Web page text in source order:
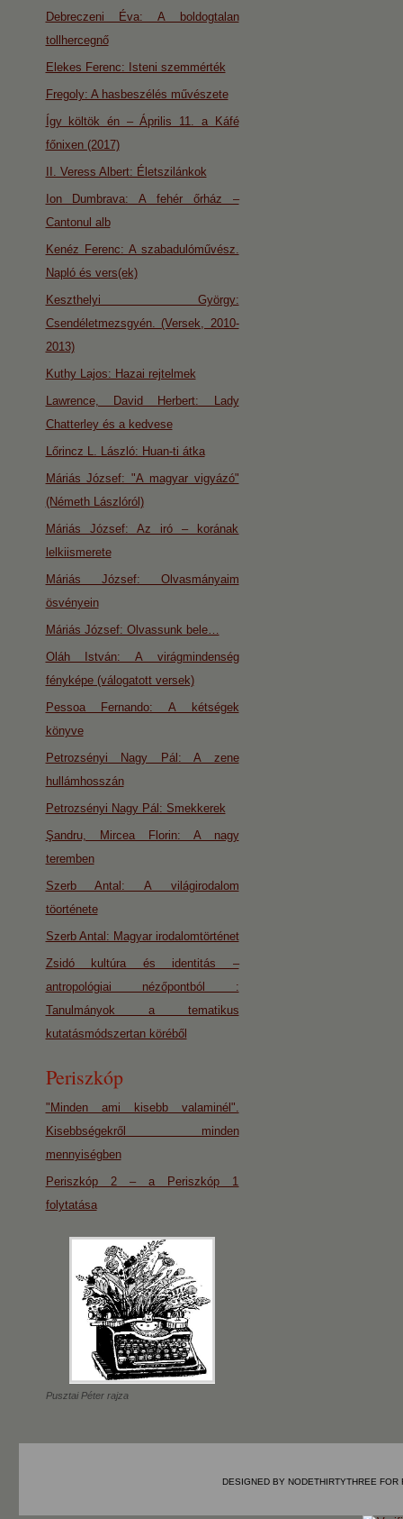
Debreczeni Éva: A boldogtalan
tollhercegnő
Elekes Ferenc: Isteni szemmérték
Fregoly: A hasbeszélés művészete
Így költök én – Április 11. a Káfé
főnixen (2017)
II. Veress Albert: Életszilánkok
Ion Dumbrava: A fehér őrház –
Cantonul alb
Kenéz Ferenc: A szabadulóművész.
Napló és vers(ek)
Keszthelyi György:
Csendéletmezsgyén. (Versek, 2010-
2013)
Kuthy Lajos: Hazai rejtelmek
Lawrence, David Herbert: Lady
Chatterley és a kedvese
Lőrincz L. László: Huan-ti átka
Máriás József: "A magyar vigyázó"
(Németh Lászlóról)
Máriás József: Az iró – korának
lelkiismerete
Máriás József: Olvasmányaim
ösvényein
Máriás József: Olvassunk bele…
Oláh István: A virágmindenség
fényképe (válogatott versek)
Pessoa Fernando: A kétségek
könyve
Petrozsényi Nagy Pál: A zene
hullámhosszán
Petrozsényi Nagy Pál: Smekkerek
Şandru, Mircea Florin: A nagy
teremben
Szerb Antal: A világirodalom
töorténete
Szerb Antal: Magyar irodalomtörténet
Zsidó kultúra és identitás –
antropológiai nézőpontból :
Tanulmányok a tematikus
kutatásmódszertan köréből
Periszkóp
"Minden ami kisebb valaminél".
Kisebbségekről minden
mennyiségben
Periszkóp 2 – a Periszkóp 1
folytatása
Pusztai Péter rajza
DESIGNED BY NODETHIRTYTHREE FOR